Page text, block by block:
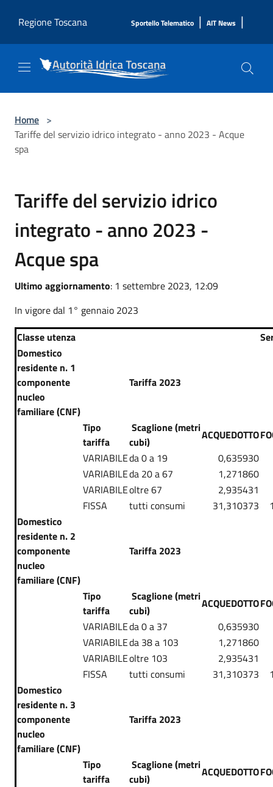
Regione Toscana
Sportello Telematico | AIT News |
Home >
Tariffe del servizio idrico integrato - anno 2023 - Acque
spa
Tariffe del servizio idrico
integrato - anno 2023 -
Acque spa
Ultimo aggiornamento: 1 settembre 2023, 12:09
In vigore dal 1° gennaio 2023
Classe utenza
Domestico
residente n. 1
componente
nucleo
familiare (CNF)
Tariffa 2023
Tipo
tariffa
Scaglione (metri
cubi)
ACQUEDOTTO
VARIABILEda 0 a 19
0,635930
VARIABILEda 20 a 67
1,271860
VARIABILEoltre 67
2,935431
FISSA
tutti consumi 31,310373
Domestico
residente n. 2
componente
nucleo
familiare (CNF)
Tariffa 2023
Tipo
tariffa
Scaglione (metri
cubi)
ACQUEDOTTO
VARIABILEda 0 a 37
0,635930
VARIABILEda 38 a 103
1,271860
VARIABILEoltre 103
2,935431
FISSA
tutti consumi 31,310373
Domestico
residente n. 3
componente
nucleo
familiare (CNF)
Tariffa 2023
Tipo
tariffa
Scaglione (metri
cubi)
ACQUEDOTTO